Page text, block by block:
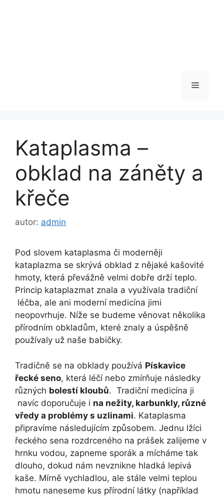
Menu
Kataplasma –
obklad na záněty a
křeče
autor: admin
Pod slovem kataplasma či moderněji
kataplazma se skrývá obklad z nějaké kašovité
hmoty, která převážně velmi dobře drží teplo.
Princip kataplazmat znala a využívala tradiční
léčba, ale ani moderní medicína jimi
neopovrhuje. Níže se budeme věnovat několika
přírodním obkladům, které znaly a úspěšně
používaly už naše babičky.
Tradičně se na obklady používá Pískavice
řecké seno, která léčí nebo zmírňuje následky
různých bolestí kloubů. Tradiční medicína ji
navíc doporučuje i na nežity, karbunkly, různé
vředy a problémy s uzlinami. Kataplasma
připravíme následujícím způsobem. Jednu lžíci
řeckého sena rozdrceného na prášek zalijeme v
hrnku vodou, zapneme sporák a mícháme tak
dlouho, dokud nám nevznikne hladká lepivá
kaše. Mírně vychladlou, ale stále velmi teplou
hmotu naneseme kus přírodní látky (například